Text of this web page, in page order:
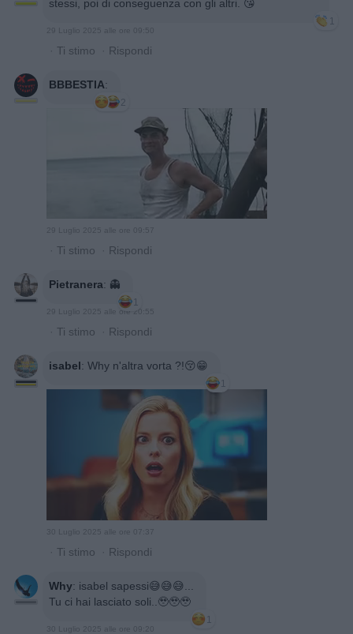
stessi, poi di conseguenza con gli altri. 😘
1
29 Luglio 2025 alle ore 09:50
· Ti stimo · Rispondi
BBBESTIA:
2
29 Luglio 2025 alle ore 09:57
· Ti stimo · Rispondi
Pietranera: 👻
1
29 Luglio 2025 alle ore 20:55
· Ti stimo · Rispondi
isabel: Why n'altra vorta ?!😚😁
1
30 Luglio 2025 alle ore 07:37
· Ti stimo · Rispondi
Why: isabel sapessi😅😅😅...
Tu ci hai lasciato soli..🥹🥹🥹
1
30 Luglio 2025 alle ore 09:20